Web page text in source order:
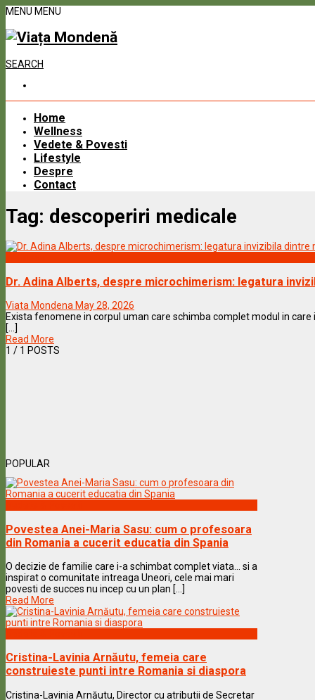
MENU MENU
SEARCH
Home
Wellness
Vedete & Povesti
Lifestyle
Despre
Contact
Tag: descoperiri medicale
Dr. Adina Alberts, despre microchimerism: legatura
Viata Mondena May 28, 2026
Exista fenomene in corpul uman care schimba complet modul in
[...]
Read More
1 / 1 POSTS
POPULAR
Povestea Anei-Maria Sasu: cum o profesoara
din Romania a cucerit educatia din Spania
O decizie de familie care i-a schimbat complet viata… si a
inspirat o comunitate intreaga Uneori, cele mai mari
povesti de succes nu incep cu un plan [...]
Read More
Cristina-Lavinia Arnăutu, femeia care
construieste punti intre Romania si diaspora
Cristina-Lavinia Arnăutu, Director cu atributii de Secretar